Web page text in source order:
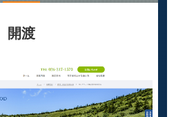
開渡